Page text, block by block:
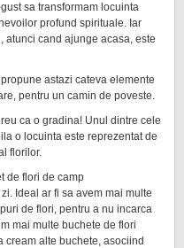
sa transformam locuinta
profund spirituale. Iar
cand ajunge acasa, este
astazi cateva elemente
pentru un camin de poveste.
ca o gradina! Unul dintre cele
o locuinta este reprezentat de
florilor.
de flori de camp
Ideal ar fi sa avem mai multe
de flori, pentru a nu incarca
mai multe buchete de flori
cream alte buchete, asociind